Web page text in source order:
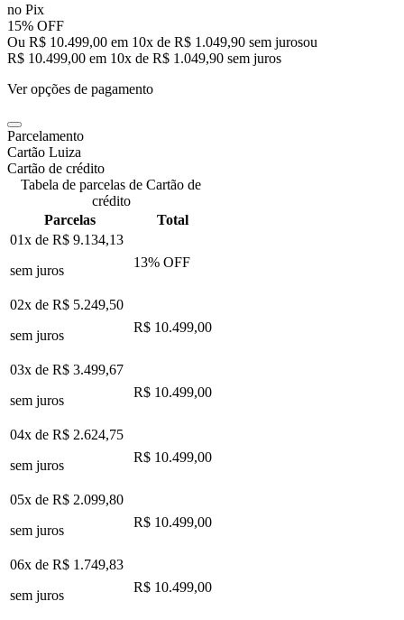
no Pix
15% OFF
Ou R$ 10.499,00 em 10x de R$ 1.049,90 sem jurosou
R$ 10.499,00 em 10x de R$ 1.049,90 sem juros
Ver opções de pagamento
Parcelamento
Cartão Luiza
Cartão de crédito
Tabela de parcelas de Cartão de
crédito
Parcelas
Total
01x de R$ 9.134,13
sem juros
13% OFF
02x de R$ 5.249,50
sem juros
R$ 10.499,00
03x de R$ 3.499,67
sem juros
R$ 10.499,00
04x de R$ 2.624,75
sem juros
R$ 10.499,00
05x de R$ 2.099,80
sem juros
R$ 10.499,00
06x de R$ 1.749,83
sem juros
R$ 10.499,00